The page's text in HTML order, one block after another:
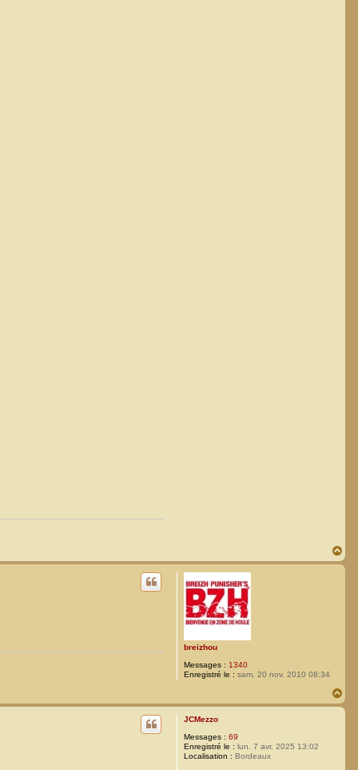
a
breizhou
Messages : 1340
Enregistré le : sam. 20 nov. 2010 08:34
a
u
JCMezzo
Messages : 69
Enregistré le : lun. 7 avr. 2025 13:02
Localisation : Bordeaux